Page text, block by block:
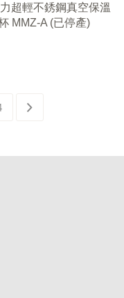
超輕不銹鋼真空保溫
MMZ-A (已停產)